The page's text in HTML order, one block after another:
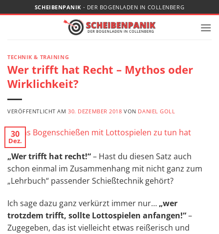
Inhalt
SCHEIBENPANIK - DER BOGENLADEN IN COLLENBERG
TECHNIK & TRAINING
Wer trifft hat Recht – Mythos oder
Wirklichkeit?
VERÖFFENTLICHT AM30. DEZEMBER 2018 VON DANIEL GOLL
30
Dez.
„Wer trifft hat recht!“– Hast du diesen Satz auch
schon einmal im Zusammenhang mit nicht ganz zum
„Lehrbuch“ passender Schießtechnik gehört?
Ich sage dazu ganz verkürzt immer nur… „wer
trotzdem trifft, sollte Lottospielen anfangen!“–
Zugegeben, das ist vielleicht etwas reißerisch und